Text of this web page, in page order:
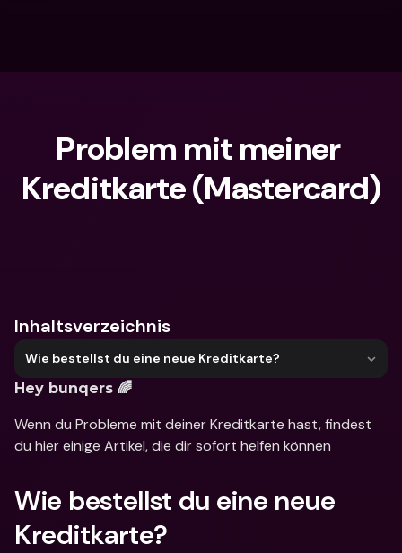
Problem mit meiner
Kreditkarte (Mastercard)
Inhaltsverzeichnis
Wie bestellst du eine neue Kreditkarte?
Hey bunqers 🌈
Wenn du Probleme mit deiner Kreditkarte hast, findest
du hier einige Artikel, die dir sofort helfen können
Wie bestellst du eine neue
Kreditkarte?